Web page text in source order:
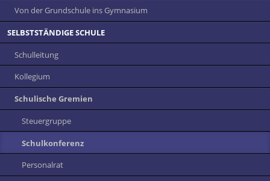
Von der Grundschule ins Gymnasium
SELBSTSTÄNDIGE SCHULE
Schulleitung
Kollegium
Schulische Gremien
Steuergruppe
Schulkonferenz
Personalrat